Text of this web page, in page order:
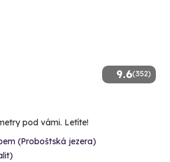
9.6(352)
pod vámi. Letíte!
(Proboštská jezera)